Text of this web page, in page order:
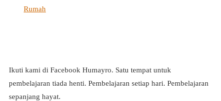
Rumah
Ikuti kami di Facebook Humayro. Satu tempat untuk
pembelajaran tiada henti. Pembelajaran setiap hari. Pembelajaran
sepanjang hayat.